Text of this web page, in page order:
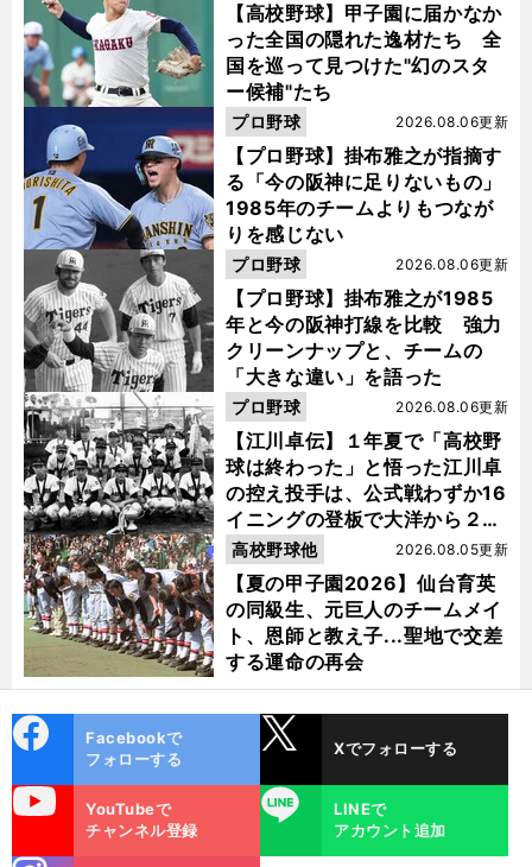
【高校野球】甲子園に届かなか
った全国の隠れた逸材たち 全
国を巡って見つけた"幻のスタ
ー候補"たち
【プロ野球】掛布雅之が指摘す
る「今の阪神に足りないもの」
1985年のチームよりもつなが
りを感じない
2026.08.06更新
プロ野球
【プロ野球】掛布雅之が1985
年と今の阪神打線を比較 強力
クリーンナップと、チームの
「大きな違い」を語った
2026.08.06更新
プロ野球
【江川卓伝】１年夏で「高校野
球は終わった」と悟った江川卓
の控え投手は、公式戦わずか16
イニングの登板で大洋から２位
指名を受けた
2026.08.06更新
プロ野球
【夏の甲子園2026】仙台育英
の同級生、元巨人のチームメイ
ト、恩師と教え子...聖地で交差
する運命の再会
2026.08.05更新
高校野球他
ok
Facebookで
フォローする
Xでフォローする
YouTubeで
チャンネル登録
LINE
LINEで
アカウント追加